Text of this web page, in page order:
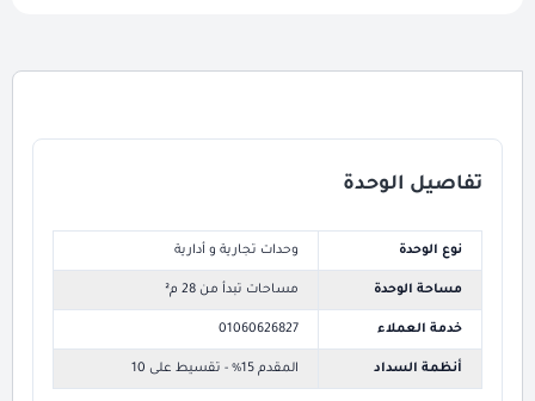
تفاصيل الوحدة
نوع الوحدة وحدات تجارية و أدارية
مساحة الوحدة مساحات تبدأ من 28 م²
خدمة العملاء 01060626827
أنظمة السداد المقدم 15% - تقسيط على 10